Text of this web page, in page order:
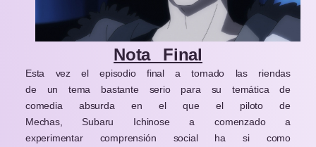
Nota Final
Esta vez el episodio final a tomado las riendas
de un tema bastante serio para su temática de
comedia absurda en el que el piloto de
Mechas, Subaru Ichinose a comenzado a
experimentar comprensión social ha si como